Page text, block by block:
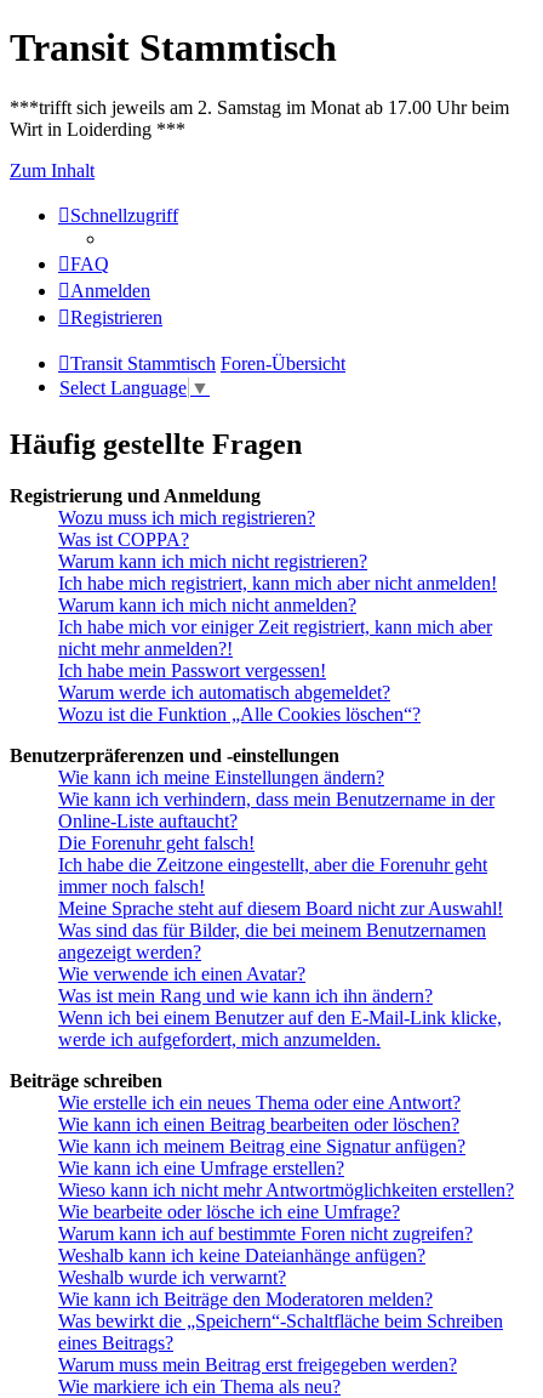
Transit Stammtisch
***trifft sich jeweils am 2. Samstag im Monat ab 17.00 Uhr beim
Wirt in Loiderding ***
Zum Inhalt
Schnellzugriff
FAQ
Anmelden
Registrieren
Transit Stammtisch Foren-Übersicht
Select Language ▼
Häufig gestellte Fragen
Registrierung und Anmeldung
Wozu muss ich mich registrieren?
Was ist COPPA?
Warum kann ich mich nicht registrieren?
Ich habe mich registriert, kann mich aber nicht anmelden!
Warum kann ich mich nicht anmelden?
Ich habe mich vor einiger Zeit registriert, kann mich aber
nicht mehr anmelden?!
Ich habe mein Passwort vergessen!
Warum werde ich automatisch abgemeldet?
Wozu ist die Funktion „Alle Cookies löschen“?
Benutzerpräferenzen und -einstellungen
Wie kann ich meine Einstellungen ändern?
Wie kann ich verhindern, dass mein Benutzername in der
Online-Liste auftaucht?
Die Forenuhr geht falsch!
Ich habe die Zeitzone eingestellt, aber die Forenuhr geht
immer noch falsch!
Meine Sprache steht auf diesem Board nicht zur Auswahl!
Was sind das für Bilder, die bei meinem Benutzernamen
angezeigt werden?
Wie verwende ich einen Avatar?
Was ist mein Rang und wie kann ich ihn ändern?
Wenn ich bei einem Benutzer auf den E-Mail-Link klicke,
werde ich aufgefordert, mich anzumelden.
Beiträge schreiben
Wie erstelle ich ein neues Thema oder eine Antwort?
Wie kann ich einen Beitrag bearbeiten oder löschen?
Wie kann ich meinem Beitrag eine Signatur anfügen?
Wie kann ich eine Umfrage erstellen?
Wieso kann ich nicht mehr Antwortmöglichkeiten erstellen?
Wie bearbeite oder lösche ich eine Umfrage?
Warum kann ich auf bestimmte Foren nicht zugreifen?
Weshalb kann ich keine Dateianhänge anfügen?
Weshalb wurde ich verwarnt?
Wie kann ich Beiträge den Moderatoren melden?
Was bewirkt die „Speichern“-Schaltfläche beim Schreiben
eines Beitrags?
Warum muss mein Beitrag erst freigegeben werden?
Wie markiere ich ein Thema als neu?